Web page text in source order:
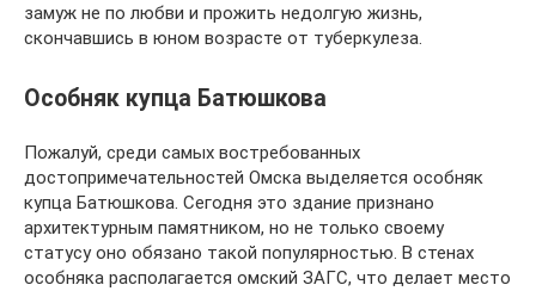
замуж не по любви и прожить недолгую жизнь,
скончавшись в юном возрасте от туберкулеза.
Особняк купца Батюшкова
Пожалуй, среди самых востребованных
достопримечательностей Омска выделяется особняк
купца Батюшкова. Сегодня это здание признано
архитектурным памятником, но не только своему
статусу оно обязано такой популярностью. В стенах
особняка располагается омский ЗАГС, что делает место